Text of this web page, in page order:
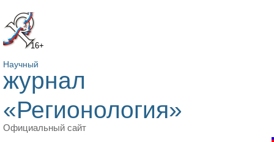
16+
Научный
журнал
«Регионология»
Официальный сайт